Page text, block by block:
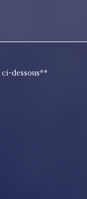
ci-dessous**